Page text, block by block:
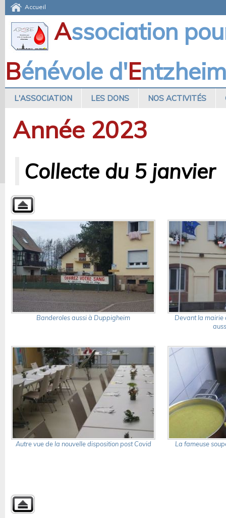
Accueil
Association
Bénévole d'Entzheim
L'ASSOCIATION LES DONS NOS ACTIVITÉS
Année 2023
Collecte du 5 janvier
Banderoles aussi à Duppigheim
Devant la mairie
Autre vue de la nouvelle disposition post Covid La fameuse